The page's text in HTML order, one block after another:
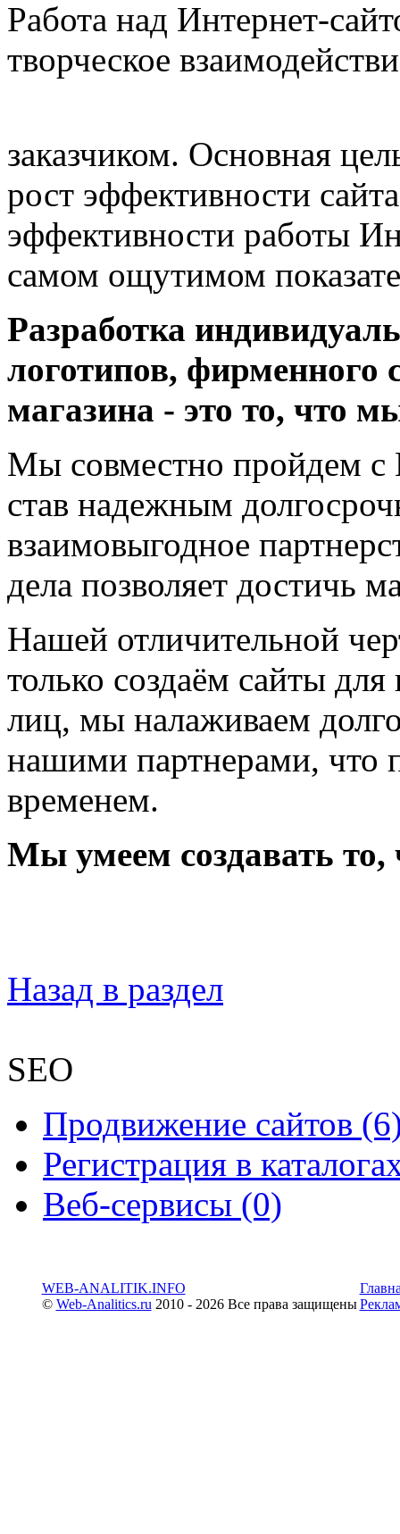
Работа над Интернет-
творческое
заказчиком. Основная
рост эффективности
эффективности работы
самом ощутимом
Разработка
логотипов, фирменного
магазина - это то, что
Мы совместно пройдем с
став надежным
взаимовыгодное
дела позволяет достичь
Нашей отличительной
только создаём сайты
лиц, мы налаживаем
нашими партнерами, что
временем.
Мы умеем создавать
Назад в раздел
SEO
Продвижение сайтов
Регистрация в
Веб-сервисы (0)
WEB-ANALITIK.INFO
© Web-Analitics.ru 2010 - 2026 Все права защищены